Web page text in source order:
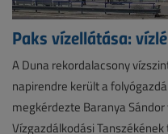
Paks vízellátása:
A Duna rekordalacsony
napirendre került a
megkérdezte Baranya
Vízgazdálkodási